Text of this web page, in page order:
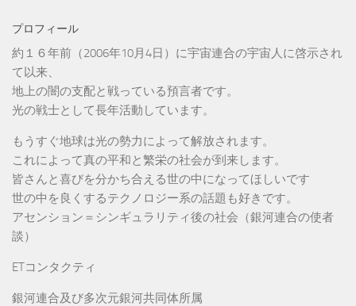
プロフィール
約１６年前（2006年10月4日）に宇宙連合の宇宙人に啓示され
て以来、
地上の闇の支配と戦っている預言者です。
光の戦士として長年活動しています。
もうすぐ地球は光の勢力によって解放されます。
これによって真の平和と繁栄の社会が到来します。
皆さんと喜びを分かち合える世の中になってほしいです
世の中を良くするテクノロジー系の話題も好きです。
アセンション＝シンギュラリティ後の社会（銀河連合の使者
談）
ETコンタクティ
銀河連合及び多次元銀河共同体所属